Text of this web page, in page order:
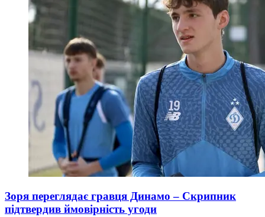
Зоря переглядає гравця Динамо – Скрипник
підтвердив ймовірність угоди